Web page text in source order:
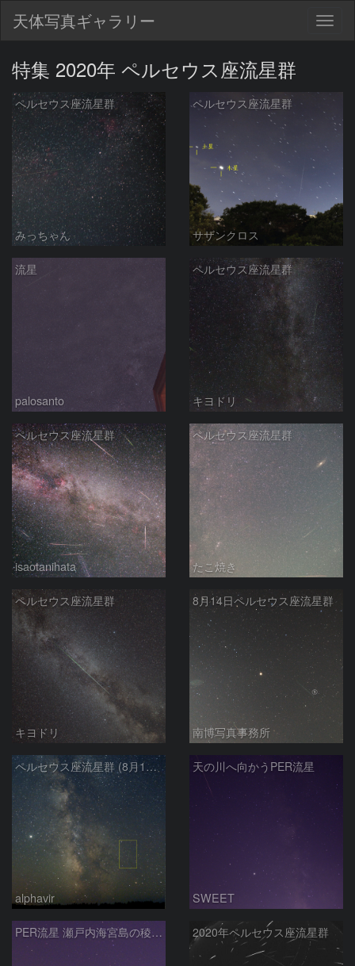
天体写真ギャラリー
特集 2020年 ペルセウス座流星群
ペルセウス座流星群
みっちゃん
ペルセウス座流星群
サザンクロス
流星
palosanto
ペルセウス座流星群
キヨドリ
ペルセウス座流星群
isaotanihata
ペルセウス座流星群
たこ焼き
ペルセウス座流星群
キヨドリ
8月14日ペルセウス座流星群
南博写真事務所
ペルセウス座流星群 (8月19日)
alphavir
天の川へ向かうPER流星
SWEET
PER流星 瀬戸内海宮島の稜線に 2020年ペルセウス座流星群